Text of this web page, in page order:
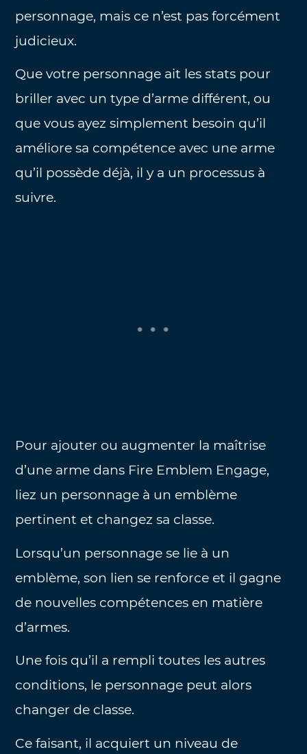
personnage, mais ce n’est pas forcément
judicieux.
Que votre personnage ait les stats pour
briller avec un type d’arme différent, ou
que vous ayez simplement besoin qu’il
améliore sa compétence avec une arme
qu’il possède déjà, il y a un processus à
suivre.
Pour ajouter ou augmenter la maîtrise
d’une arme dans Fire Emblem Engage,
liez un personnage à un emblème
pertinent et changez sa classe.
Lorsqu’un personnage se lie à un
emblème, son lien se renforce et il gagne
de nouvelles compétences en matière
d’armes.
Une fois qu’il a rempli toutes les autres
conditions, le personnage peut alors
changer de classe.
Ce faisant, il acquiert un niveau de